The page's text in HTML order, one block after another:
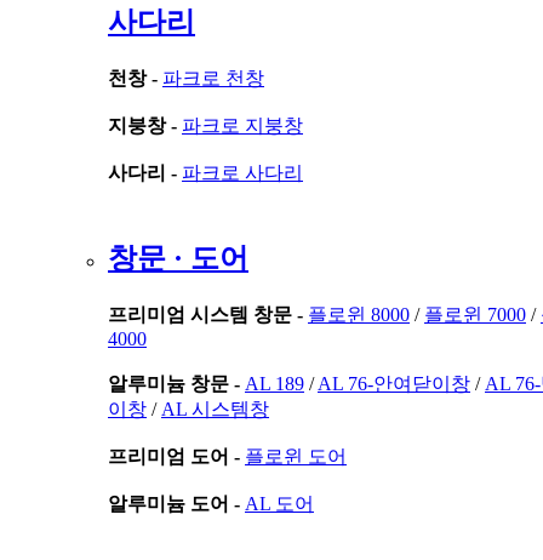
사다리
천창 - 파크로 천창
지붕창 - 파크로 지붕창
사다리 - 파크로 사다리
창문 · 도어
프리미엄 시스템 창문 - 플로윈 8000 / 플로윈 7000 /
4000
알루미늄 창문 - AL 189 /AL 76-안여닫이창 / AL
이창 / AL 시스템창
프리미엄 도어 - 플로윈 도어
알루미늄 도어 - AL 도어